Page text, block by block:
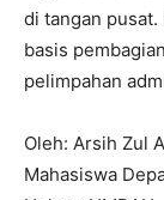
di tangan
basis
pelimpahan
Oleh: Arsih Zul
Mahasiswa